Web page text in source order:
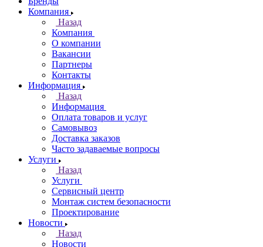
Компания
Назад
Компания
О компании
Вакансии
Партнеры
Контакты
Информация
Назад
Информация
Оплата товаров и услуг
Самовывоз
Доставка заказов
Часто задаваемые вопросы
Услуги
Назад
Услуги
Сервисный центр
Монтаж систем безопасности
Проектирование
Новости
Назад
Новости